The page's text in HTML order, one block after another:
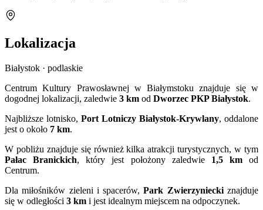
Lokalizacja
Białystok · podlaskie
Centrum Kultury Prawosławnej w Białymstoku znajduje się w
dogodnej lokalizacji, zaledwie 3 km od Dworzec PKP Białystok.
Najbliższe lotnisko, Port Lotniczy Białystok-Krywlany, oddalone
jest o około 7 km.
W pobliżu znajduje się również kilka atrakcji turystycznych, w tym
Pałac Branickich, który jest położony zaledwie 1,5 kmod
Centrum.
Dla miłośników zieleni i spacerów,Park Zwierzynieckiznajduje
się w odległości 3 km i jest idealnym miejscem na odpoczynek.